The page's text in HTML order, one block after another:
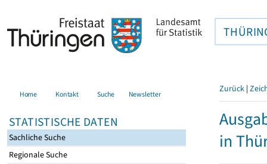
Home Kontakt Suche Newsletter
STATISTISCHE DATEN
Sachliche Suche
Regionale Suche
Zurück |
in